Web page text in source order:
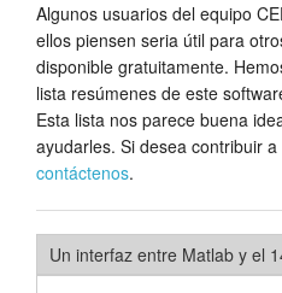
Productos
Precios
Descargas
Tutorials
Soporte
Algunos usuarios del equipo
ellos piensen seria útil para
disponible gratuitamente.
lista resúmenes de este
Esta lista nos parece buena
ayudarles. Si desea contribuir
contáctenos.
Un interfaz entre Matlab y el